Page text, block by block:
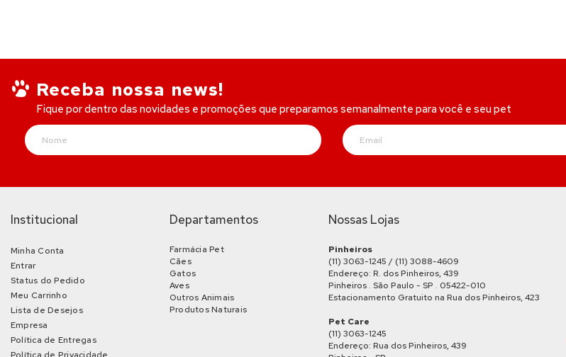
Receba nossa news!
Fique por dentro das novidades e promoções que preparamos semanalmente para você e seu pet
Institucional
Minha Conta
Entrar
Status do Pedido
Meu Carrinho
Lista de Desejos
Empresa
Política de Entregas
Departamentos
Farmácia Pet
Cães
Gatos
Aves
Outros Animais
Produtos Naturais
Nossas Lojas
Pinheiros
(11) 3063-1245 / (11) 3088-4609
Endereço: R. dos Pinheiros, 439
Pinheiros . São Paulo - SP . 05422-010
Estacionamento Gratuito na Rua dos Pinheiros, 423
Pet Care
(11) 3063-1245
Endereço: Rua dos Pinheiros, 439